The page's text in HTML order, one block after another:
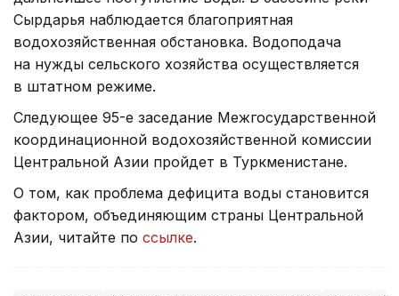
Сырдарья наблюдается благоприятная
водохозяйственная обстановка. Водоподача
на нужды сельского хозяйства осуществляется
в штатном режиме.
Следующее 95-е заседание Межгосударственной
координационной водохозяйственной комиссии
Центральной Азии пройдет в Туркменистане.
О том, как проблема дефицита воды становится
фактором, объединяющим страны Центральной
Азии, читайте по ссылке.